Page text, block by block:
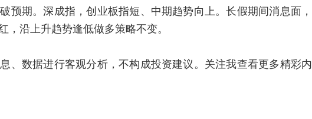
期。深成指，创业板指短、中期趋势向上。长假期间消息面，
，沿上升趋势逢低做多策略不变。
数据进行客观分析，不构成投资建议。关注我查看更多精彩内